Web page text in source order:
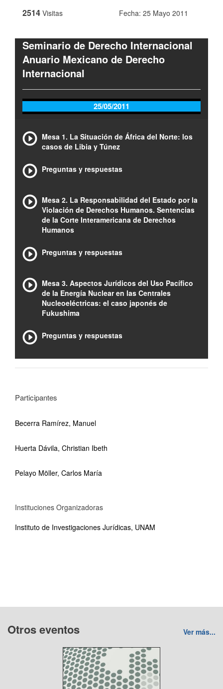
2514 Visitas Fecha: 25 Mayo 2011
Seminario de Derecho Internacional
Anuario Mexicano de Derecho
Internacional
25/05/2011
Mesa 1. La Situación de África del Norte: los
casos de Libia y Túnez
Preguntas y respuestas
Mesa 2. La Responsabilidad del Estado por la
Violación de Derechos Humanos. Sentencias
de la Corte Interamericana de Derechos
Humanos
Preguntas y respuestas
Mesa 3. Aspectos Jurídicos del Uso Pacífico
de la Energía Nuclear en las Centrales
Nucleoeléctricas: el caso japonés de
Fukushima
Preguntas y respuestas
Participantes
Becerra Ramírez, Manuel
Huerta Dávila, Christian Ibeth
Pelayo Möller, Carlos María
Instituciones Organizadoras
Instituto de Investigaciones Jurídicas, UNAM
Otros eventos Ver más...